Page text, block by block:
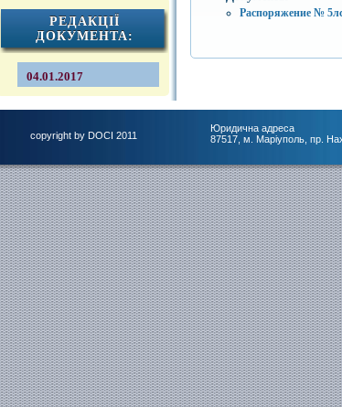
РЕДАКЦІЇ
ДОКУМЕНТА:
04.01.2017
Распоряжение №
copyright by DOCI 2011
Юридична адреса
87517, м. Маріуполь, пр.